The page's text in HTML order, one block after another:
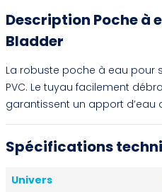
Description Poche à
Bladder
La robuste poche à eau pour
PVC. Le tuyau facilement
garantissent un apport d’eau
Spécifications
Univers